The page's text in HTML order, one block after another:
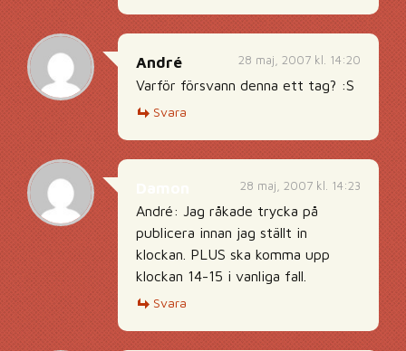
28 maj, 2007 kl. 14:20
André
Varför försvann denna ett tag? :S
Svara
28 maj, 2007 kl. 14:23
André: Jag råkade trycka på
publicera innan jag ställt in
klockan. PLUS ska komma upp
klockan 14-15 i vanliga fall.
Svara